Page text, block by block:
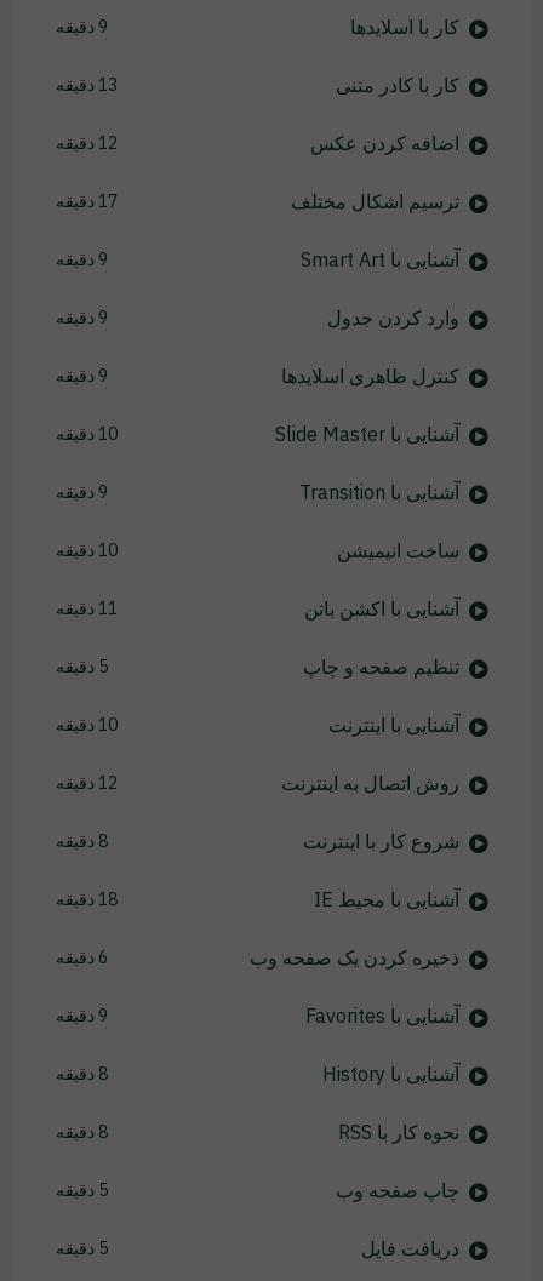
کار با اسلایدها 9 دقیقه
کار با کادر متنی 13 دقیقه
اضافه کردن عکس 12 دقیقه
ترسیم اشکال مختلف 17 دقیقه
آشنایی با Smart Art 9 دقیقه
وارد کردن جدول 9 دقیقه
کنترل ظاهری اسلایدها 9 دقیقه
آشنایی با Slide Master 10 دقیقه
آشنایی با Transition 9 دقیقه
ساخت انیمیشن 10 دقیقه
آشنایی با اکشن باتن 11 دقیقه
تنظیم صفحه و چاپ 5 دقیقه
آشنایی با اینترنت 10 دقیقه
روش اتصال به اینترنت 12 دقیقه
شروع کار با اینترنت 8 دقیقه
آشنایی با محیط IE 18 دقیقه
ذخیره کردن یک صفحه وب 6 دقیقه
آشنایی با Favorites 9 دقیقه
آشنایی با History 8 دقیقه
نحوه کار با RSS 8 دقیقه
چاپ صفحه وب 5 دقیقه
دریافت فایل 5 دقیقه